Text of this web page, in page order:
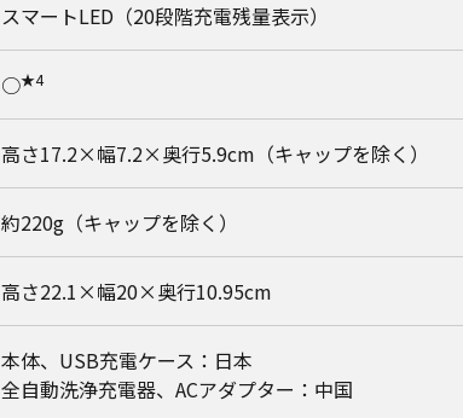
スマートLED（20段階充電残量表示）
○★4
高さ17.2×幅7.2×奥行5.9cm（キャップを除く）
約220g（キャップを除く）
高さ22.1×幅20×奥行10.95cm
本体、USB充電ケース：日本
全自動洗浄充電器、ACアダプター：中国